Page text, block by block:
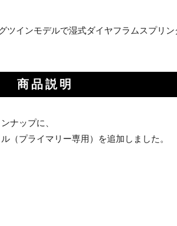
ンモデルで湿式ダイヤフラムスプリン
商品説明
ナップに、
（プライマリー専用）を追加しました。